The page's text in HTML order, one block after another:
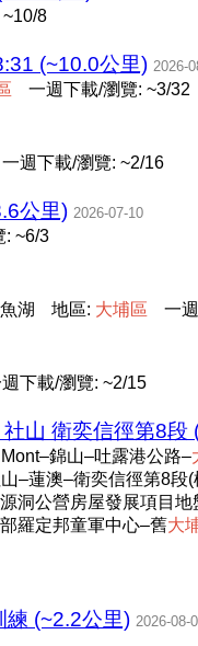
8
(~10.0公里) 2026-
一週下載/瀏覽: ~3/32
一週下載/瀏覽: ~2/16
公里) 2026-07-10
: ~6/3
湖 地區: 大埔區 一
下載/瀏覽: ~2/15
山 衛奕信徑第8段
錦山–吐露港公路–
–蓮澳–衛奕信徑第8
洞公營房屋發展項目
羅定邦童軍中心–舊大
練 (~2.2公里) 2026-08-